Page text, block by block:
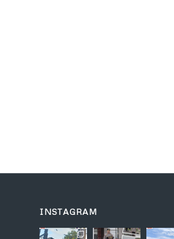
INSTAGRAM